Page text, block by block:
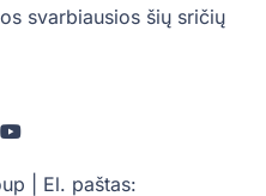
svarbiausios šių sričių
| El. paštas: